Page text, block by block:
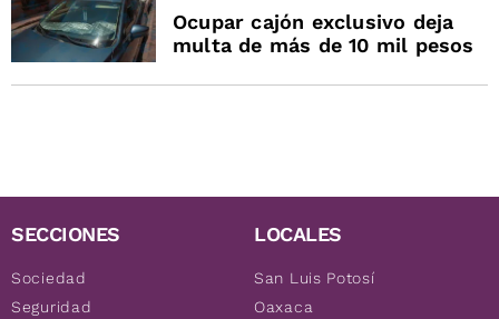
Ocupar cajón exclusivo deja
multa de más de 10 mil pesos
SECCIONES
Sociedad
Seguridad
LOCALES
San Luis Potosí
Oaxaca